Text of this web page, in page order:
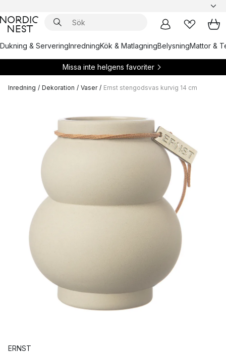
Dukning & ServeringInredningKök & MatlagningBelysningMattor &
Missa inte helgens favoriter
Inredning / Dekoration / Vaser / Ernst stengodsvas kurvig 14 cm
ERNST